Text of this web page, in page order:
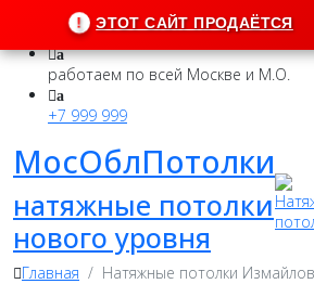
! ЭТОТ САЙТ ПРОДАЁТСЯ
a
работаем по всей Москве и М.О.
a
+7 999 999
МосОблПотолки
натяжные потолки
нового уровня
Главная Натяжные потолки